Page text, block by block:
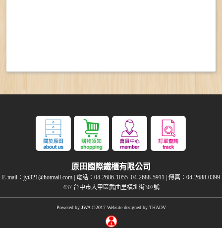
原田國際鐵櫃有限公司
E-mail： jyt321@hotmail.com | 電話： 04-2686-1055 04-2688-5911 | 傳真：04-2688-0399
437 台中市大甲區武曲里橫圳街307號
Powered by JWA©2017 Website designed by THADV